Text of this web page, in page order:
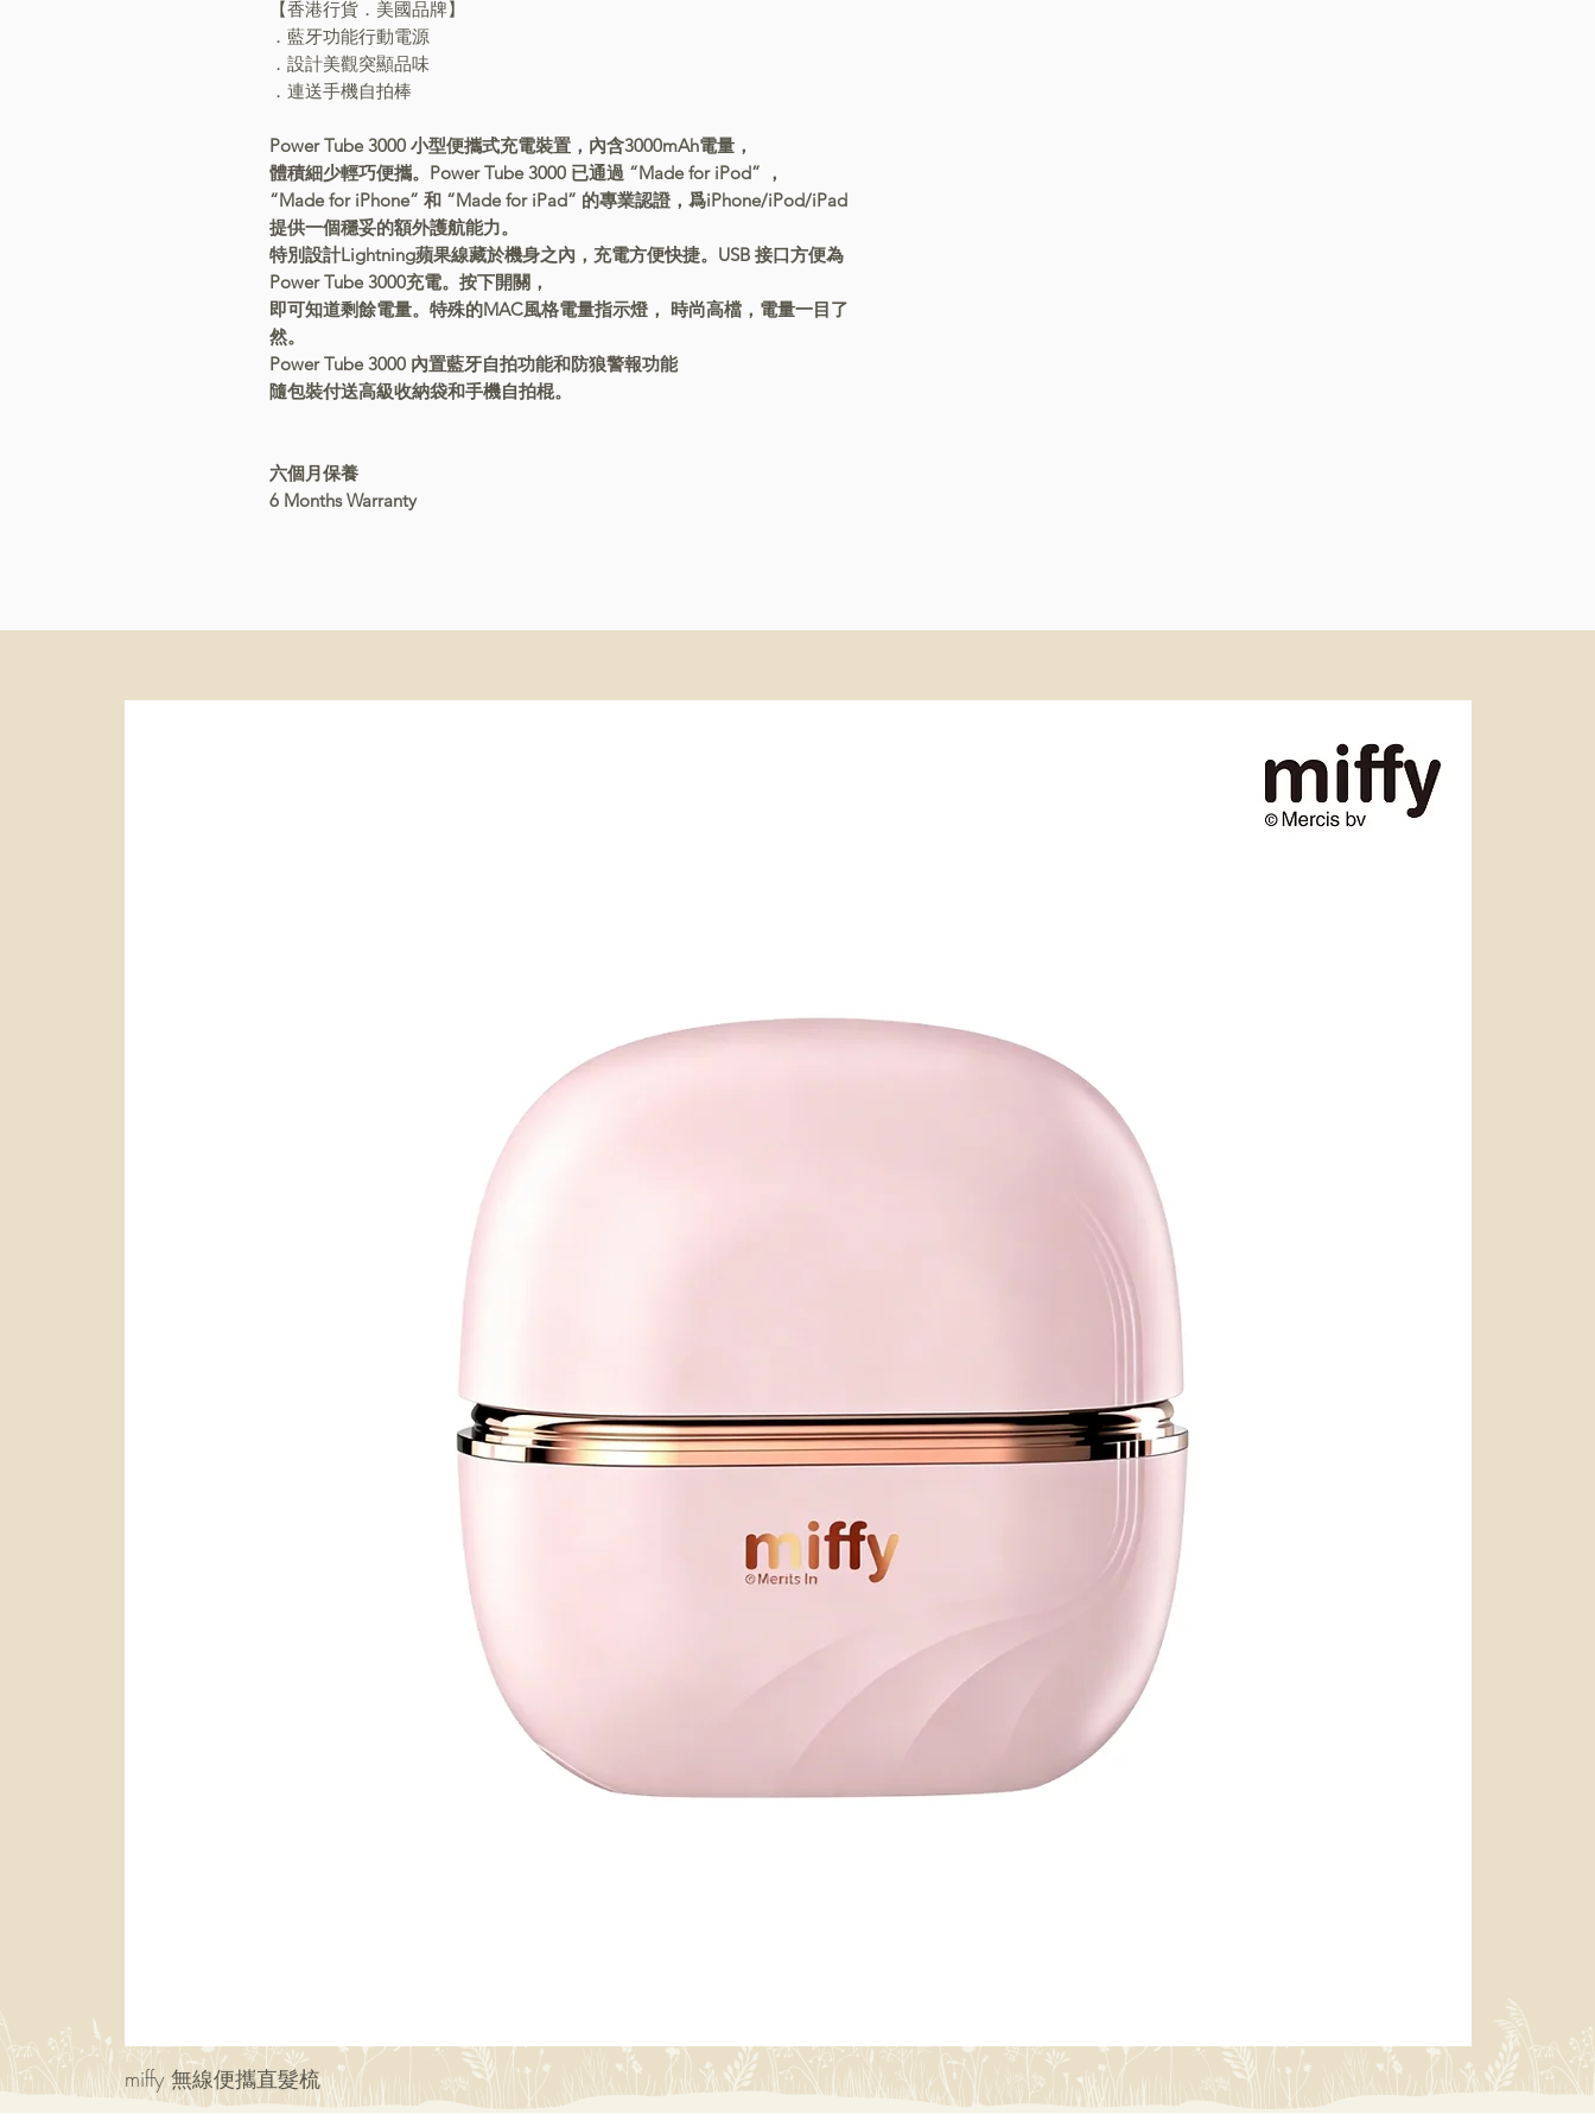
【香港行貨．美國品牌】
．藍牙功能行動電源
．設計美觀突顯品味
．連送手機自拍棒
Power Tube 3000 小型便攜式充電裝置，內含3000mAh電量，
體積細少輕巧便攜。Power Tube 3000 已通過 “Made for iPod” ，
“Made for iPhone” 和 “Made for iPad” 的專業認證，爲iPhone/iPod/iPad
提供一個穩妥的額外護航能力。
特別設計Lightning蘋果線藏於機身之內，充電方便快捷。USB 接口方便為
Power Tube 3000充電。按下開關，
即可知道剩餘電量。特殊的MAC風格電量指示燈， 時尚高檔，電量一目了
然。
Power Tube 3000 內置藍牙自拍功能和防狼警報功能
隨包裝付送高級收納袋和手機自拍棍。
六個月保養
6 Months Warranty
Quick View
miffy 無線便攜直髮梳 miffy 防UV